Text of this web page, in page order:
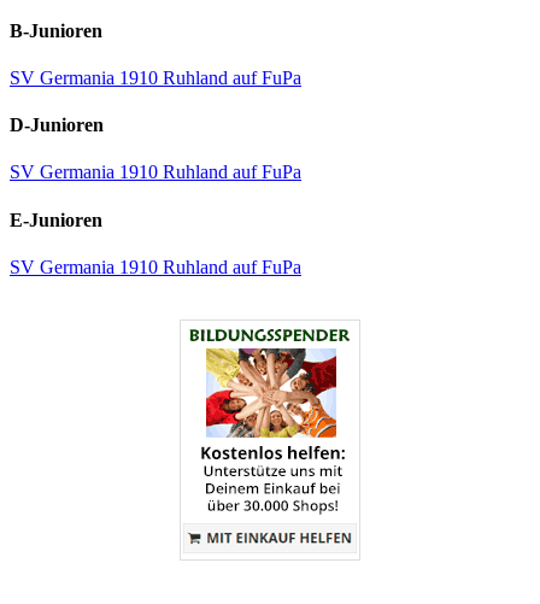
B-Junioren
SV Germania 1910 Ruhland auf FuPa
D-Junioren
SV Germania 1910 Ruhland auf FuPa
E-Junioren
SV Germania 1910 Ruhland auf FuPa